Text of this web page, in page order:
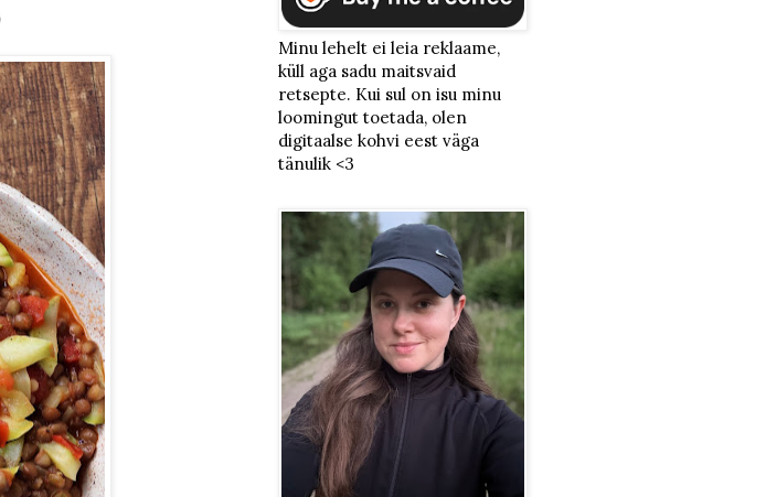
Minu lehelt ei leia reklaame,
küll aga sadu maitsvaid
retsepte. Kui sul on isu minu
loomingut toetada, olen
digitaalse kohvi eest väga
tänulik <3